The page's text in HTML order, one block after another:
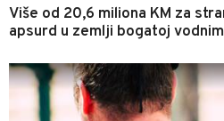
Više od 20,6 miliona KM za
apsurd u zemlji bogatoj